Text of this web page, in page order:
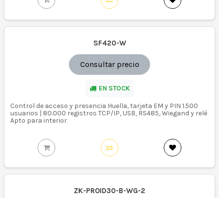
SF420-W
Consultar precio
EN STOCK
Control de acceso y presencia Huella, tarjeta EM y PIN 1.500
usuarios | 80.000 registros TCP/IP, USB, RS485, Wiegand y relé
Apto para interior
ZK-PROID30-B-WG-2